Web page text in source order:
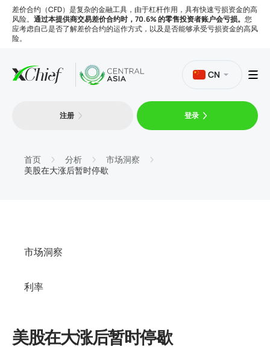
差价合约（CFD）是复杂的金融工具，由于杠杆作用，具有快速亏损资金的高
风险。 通过本提供商交易差价合约时，70.6% 的零售投资者账户会亏损。 您
应考虑自己是否了解差价合约的运作方式，以及是否能够承受亏损资金的高风
险。
平台
CN
注册 登录
首页 分析
市场洞察
美股在大涨后暂时停歇
市场洞察
利率
美股在大涨后暂时停歇